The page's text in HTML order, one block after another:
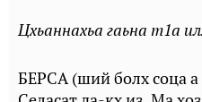
Цхьаннахьа гаьна т1а
БЕРСА (ший болх соца а